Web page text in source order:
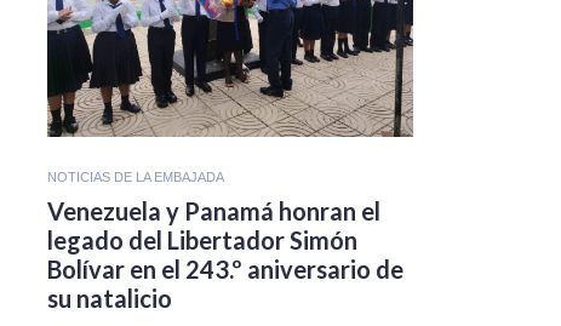
NOTICIAS DE LA EMBAJADA
Venezuela y Panamá honran el
legado del Libertador Simón
Bolívar en el 243.º aniversario de
su natalicio